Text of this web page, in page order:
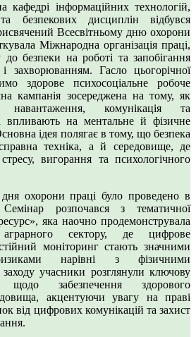
кафедрі інформаційних технологій,
безпекових дисциплін відбувся
Всесвітньому дню охорони
Міжнародна організація праці,
безпеки на роботі та запобігання
захворюванням. Гасло цьогорічної
здорове психосоціальне робоче
кампанія зосереджена на тому, як
навантаження, комунікація та
впливають на ментальне й фізичне
ідея полягає в тому, що безпека
техніка, а й середовище, де
вигорання та психологічного
дня охорони праці було проведено в
Семінар розпочався з тематичної
яка наочно продемонструвала
сектору, де цифрове
моніторинг стають значними
нарівні з фізичними
учасники розглянули ключову
забезпечення здорового
акцентуючи увагу на праві
від цифрових комунікацій та захист